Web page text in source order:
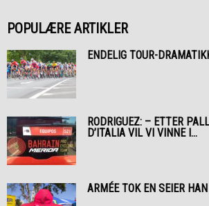
POPULÆRE ARTIKLER
ENDELIG TOUR-
RODRIGUEZ: – ETTER
D’ITALIA VIL VI VINNE I...
ARMÉE TOK EN SEIER